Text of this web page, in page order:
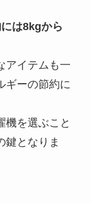
は8kgから
アイテムも一
ギーの節約に
機を選ぶこと
鍵となりま